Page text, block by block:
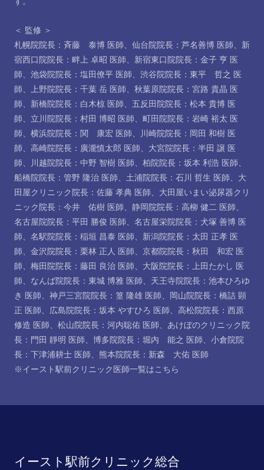
＜ 監修 ＞
札幌院院長：斉藤 泰博 医師、 仙台院院長：芦名善博 医師、 新
宿西口院院長：畔上 卓昭 医師、 新宿東口院院長：金子 亨 医
師、 池袋院院長：塩田僚平 医師、 渋谷院院長：東平 哲之 医
師、 上野院院長：千葉 岳 医師、 秋葉原院院長：宮路 貴晶 医
師、 新橋院院長：白木椋 医師、 五反田院院長：松本 貴博 医
師、 立川院院長：村田 博昭 医師、 町田院院長：岩崎 裕太 医
師、 横浜院院長：関 康宏 医師、
川崎院院長：岡田 和樹 医
師、 高崎院院長：廣瀧慎太郎 医師、 大宮院院長：半田 譲 医
師、 川越院院長：中野 智樹 医師、 柏院院長：坂本 利浩 医師、
船橋院院長：管野 隆治 医師、 土浦院院長：石川 哲生 医師、 大
田屋クリニック院長：佐藤 孝典 医師、 大田屋いまい泌尿器クリ
ニック院長：今井 佑樹 医師、 静岡院院長：高柳 健二 医師、
名古屋院院長：平田 勝俊 医師、 名古屋栄院院長：犬塚 善博 医
師、 名駅院院長：稲垣 昌泰 医師、 新潟院院長：太田 正孝 医
師、 金沢院院長：栗林 正人 医師、 京都院院長：秋田 和宏 医
師、 梅田院院長：藤田 良治 医師、 大阪院院長：上田たかし 医
師、 なんば院院長：東城 博雅 医師、 天王寺院院長：池本ひろゆ
き 医師、 神戸三宮院院長：篁 隆雄 医師、
岡山院院長：橋詰 顕
正 医師、 広島院院長：坂本 やすひろ 医師、 高松院院長：西原
修造 医師、 松山院院長：河内聡佑 医師、 あけぼのクリニック院
長：門田 靜明 医師、 博多院院長：堀内 能之 医師、 小倉院院
長：下津浦耕士 医師、 熊本院院長：新森 大佑 医師
※イースト駅前クリニック医師一覧はこちら
イースト駅前クリニック総合